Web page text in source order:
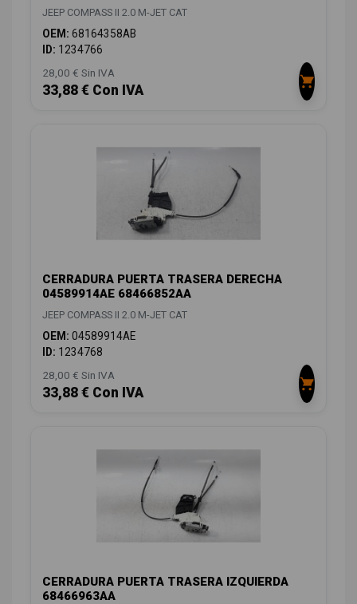
JEEP COMPASS II 2.0 M-JET CAT
OEM: 68164358AB
ID: 1234766
28,00 € Sin IVA
33,88 € Con IVA
CERRADURA PUERTA TRASERA DERECHA
04589914AE 68466852AA
JEEP COMPASS II 2.0 M-JET CAT
OEM: 04589914AE
ID: 1234768
28,00 € Sin IVA
33,88 € Con IVA
CERRADURA PUERTA TRASERA IZQUIERDA
68466963AA